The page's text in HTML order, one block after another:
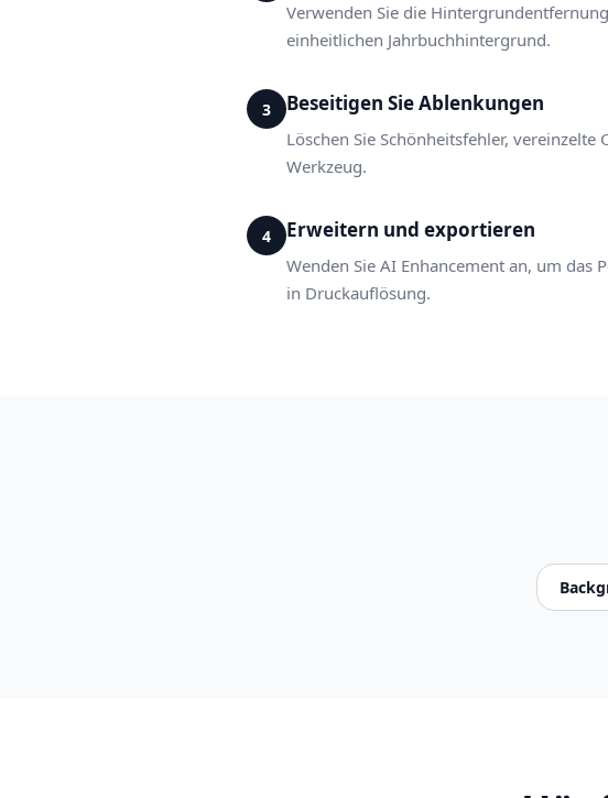
Verwenden Sie die
einheitlichen Jahrbuchhintergrund.
3 Beseitigen Sie Ablenkungen
Löschen Sie Schönheitsfehler,
Werkzeug.
4 Erweitern und exportieren
Wenden Sie AI Enhancement an, um das
in Druckauflösung.